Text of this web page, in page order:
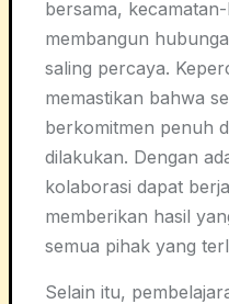
bersama,
membangun
saling percaya.
memastikan bahwa
berkomitmen penuh
dilakukan. Dengan
kolaborasi dapat
memberikan hasil
semua pihak yang
Selain itu,